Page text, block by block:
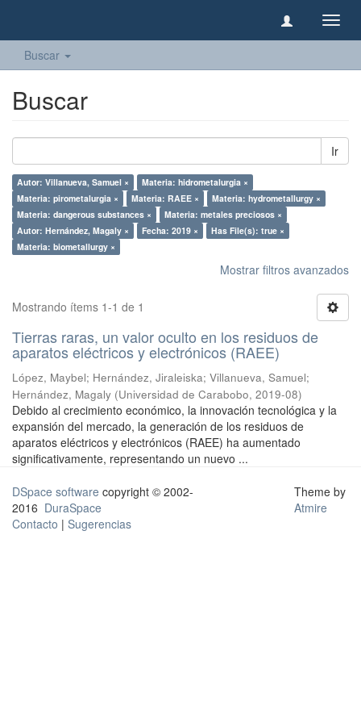
Buscar
Buscar
Ir
Autor: Villanueva, Samuel ×
Materia: hidrometalurgia ×
Materia: pirometalurgia ×
Materia: RAEE ×
Materia: hydrometallurgy ×
Materia: dangerous substances ×
Materia: metales preciosos ×
Autor: Hernández, Magaly ×
Fecha: 2019 ×
Has File(s): true ×
Materia: biometallurgy ×
Mostrar filtros avanzados
Mostrando ítems 1-1 de 1
Tierras raras, un valor oculto en los residuos de
aparatos eléctricos y electrónicos (RAEE)
López, Maybel; Hernández, Jiraleiska; Villanueva, Samuel;
Hernández, Magaly (Universidad de Carabobo, 2019-08)
Debido al crecimiento económico, la innovación tecnológica y la
expansión del mercado, la generación de los residuos de
aparatos eléctricos y electrónicos (RAEE) ha aumentado
significativamente, representando un nuevo ...
DSpace software copyright © 2002-
2016 DuraSpace
Contacto | Sugerencias
Theme by
Atmire